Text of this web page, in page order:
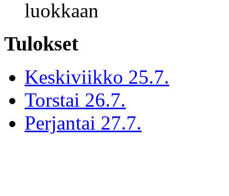
luokkaan
Tulokset
Keskiviikko 25.7.
Torstai 26.7.
Perjantai 27.7.